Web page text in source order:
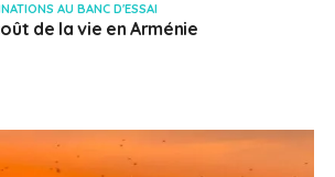
AU BANC D'ESSAI
de la vie en Arménie